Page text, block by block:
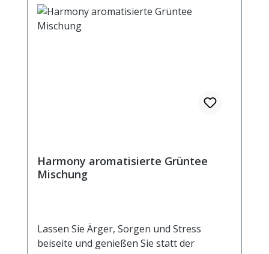
Fertiggetränk bei Aufguss von 2g Tee mit
100 ml kochendem Wasser und einer
Harmony aromatisierte Grüntee
Mischung
Lassen Sie Ärger, Sorgen und Stress
beiseite und genießen Sie statt der